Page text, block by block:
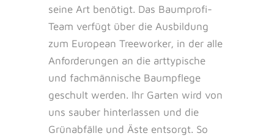
seine Art benötigt. Das Baumprofi-
Team verfügt über die Ausbildung
zum European Treeworker, in der alle
Anforderungen an die arttypische
und fachmännische Baumpflege
geschult werden. Ihr Garten wird von
uns sauber hinterlassen und die
Grünabfälle und Äste entsorgt. So